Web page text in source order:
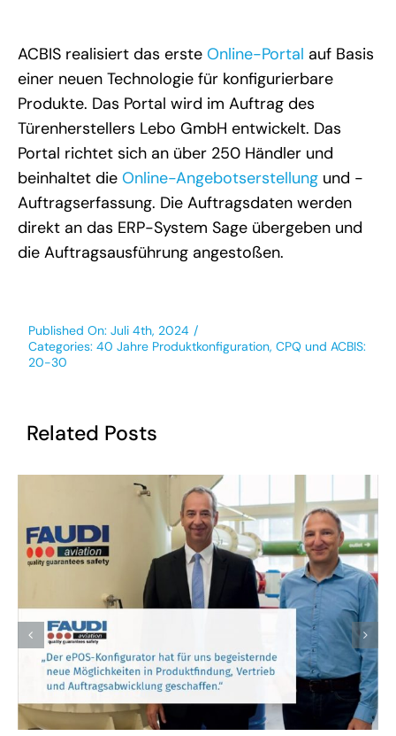
ACBIS realisiert das erste Online-Portal auf Basis
einer neuen Technologie für konfigurierbare
Produkte. Das Portal wird im Auftrag des
Türenherstellers Lebo GmbH entwickelt. Das
Portal richtet sich an über 250 Händler und
beinhaltet die Online-Angebotserstellungund -
Auftragserfassung. Die Auftragsdaten werden
direkt an das ERP-System Sage übergeben und
die Auftragsausführung angestoßen.⁠
Published On: Juli 4th, 2024 /
Categories: 40 Jahre Produktkonfiguration, CPQ und ACBIS:
20-30
Related Posts